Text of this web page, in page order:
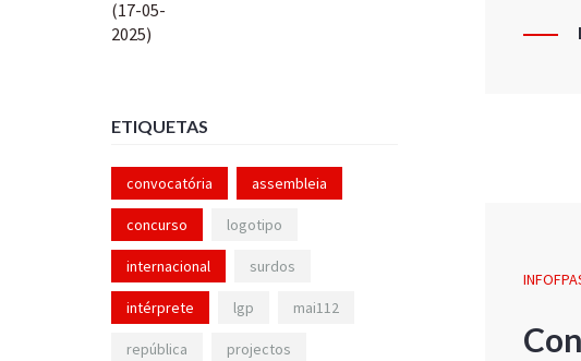
ETIQUETAS
convocatória assembleia
concurso logotipo
internacional surdos
intérprete lgp mai112
república projectos